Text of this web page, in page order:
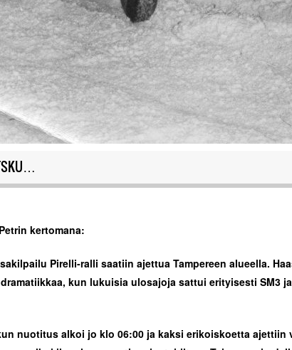
kertomana:
Pirelli-ralli saatiin ajettua Tampereen alueella.
kun lukuisia ulosajoja sattui erityisesti SM3
nuotitus alkoi jo klo 06:00 ja kaksi erikoiskoetta ajettiin